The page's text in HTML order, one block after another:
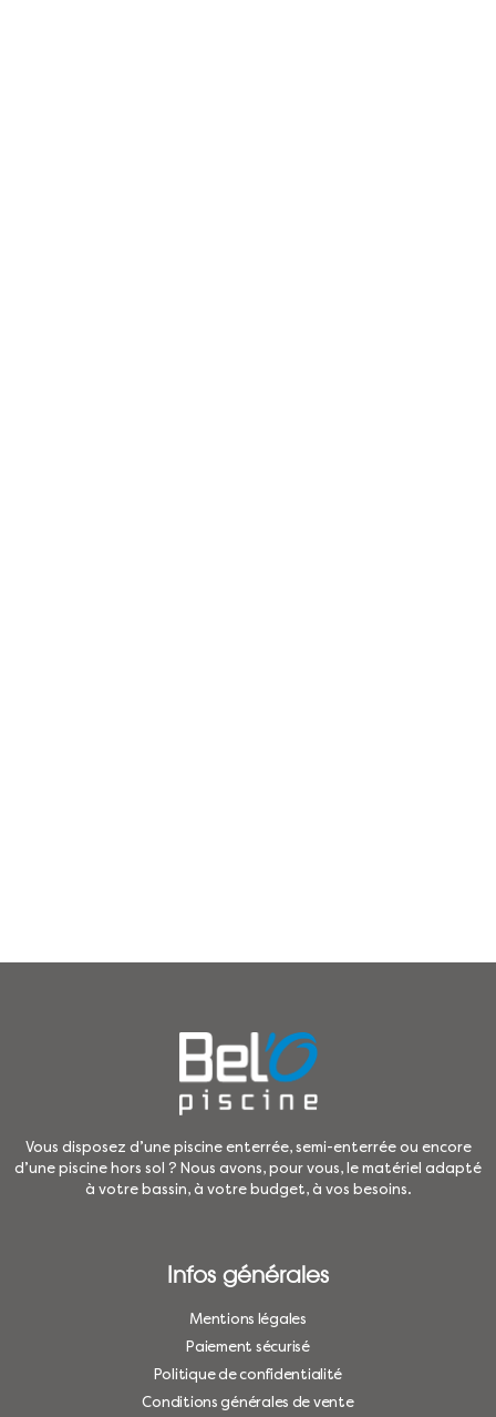
Vous disposez d’une piscine enterrée, semi-enterrée ou encore
d’une piscine hors sol ? Nous avons, pour vous, le matériel adapté
à votre bassin, à votre budget, à vos besoins.
Infos générales
Mentions légales
Paiement sécurisé
Politique de confidentialité
Conditions générales de vente